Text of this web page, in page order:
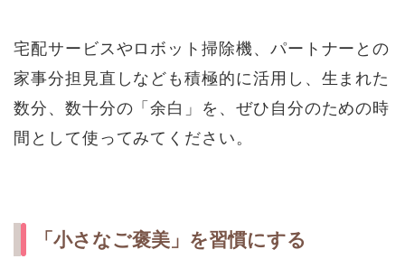
宅配サービスやロボット掃除機、パートナーとの
家事分担見直しなども積極的に活用し、生まれた
数分、数十分の「余白」を、ぜひ自分のための時
間として使ってみてください。
「小さなご褒美」を習慣にする